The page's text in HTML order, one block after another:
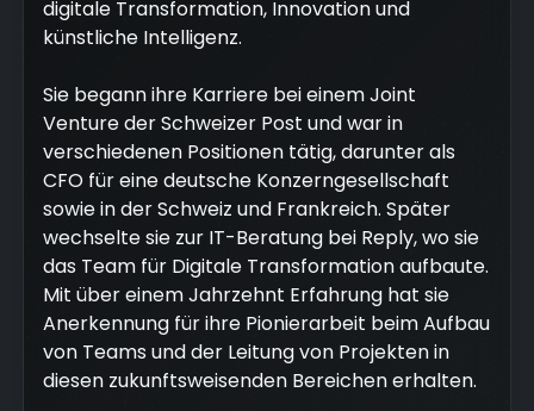
digitale Transformation, Innovation und
künstliche Intelligenz.
Sie begann ihre Karriere bei einem Joint
Venture der Schweizer Post und war in
verschiedenen Positionen tätig, darunter als
CFO für eine deutsche Konzerngesellschaft
sowie in der Schweiz und Frankreich. Später
wechselte sie zur IT-Beratung bei Reply, wo sie
das Team für Digitale Transformation aufbaute.
Mit über einem Jahrzehnt Erfahrung hat sie
Anerkennung für ihre Pionierarbeit beim Aufbau
von Teams und der Leitung von Projekten in
diesen zukunftsweisenden Bereichen erhalten.